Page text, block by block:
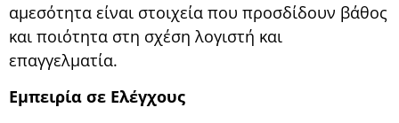
αμεσότητα είναι στοιχεία που προσδίδουν βάθος
και ποιότητα στη σχέση λογιστή και
επαγγελματία.
Εμπειρία σε Ελέγχους